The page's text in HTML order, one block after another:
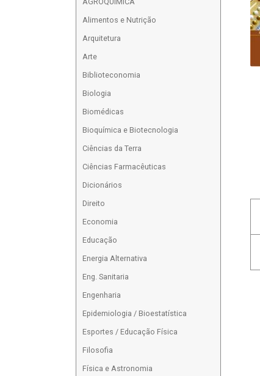
Alimentos e Nutrição
Arquitetura
Arte
Biblioteconomia
Biologia
Biomédicas
Bioquímica e Biotecnologia
Ciências da Terra
Ciências Farmacêuticas
Dicionários
Direito
Economia
Educação
Energia Alternativa
Eng. Sanitaria
Engenharia
Epidemiologia / Bioestatística
Esportes / Educação Física
Filosofia
Física e Astronomia